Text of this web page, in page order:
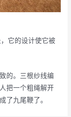
它的设计使它被
的。三根纱线编
把一个粗绳解开
了九尾鞭了。